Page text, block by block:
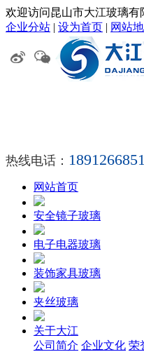
欢迎访问昆山市大江玻璃有
企业分站 | 设为首页 | 网站
热线电话：
网站首页
安全镜子玻璃
电子电器玻璃
装饰家具玻璃
夹丝玻璃
关于大江
公司简介 企业文化 荣